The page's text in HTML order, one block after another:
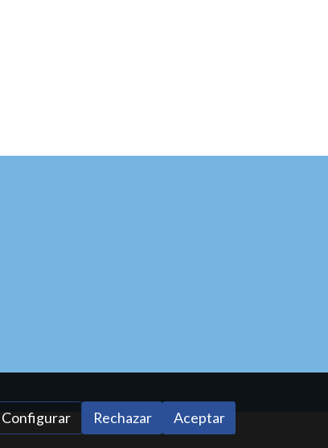
Configurar Rechazar Aceptar